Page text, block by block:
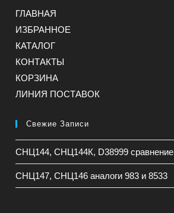
ГЛАВНАЯ
ИЗБРАННОЕ
КАТАЛОГ
КОНТАКТЫ
КОРЗИНА
ЛИНИЯ ПОСТАВОК
Свежие Записи
СНЦ144, СНЦ144К, D38999 сравнение
СНЦ147, СНЦ146 аналоги 983 и 8533